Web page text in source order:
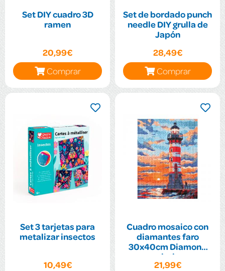
Set DIY cuadro 3D
ramen
20,99€
Comprar
Set de bordado punch
needle DIY grulla de
Japón
28,49€
Comprar
Set 3 tarjetas para
metalizar insectos
10,49€
Cuadro mosaico con
diamantes faro
30x40cm Diamond
painting
21,99€